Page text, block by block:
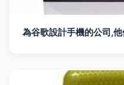
為谷歌設計手機的公司,